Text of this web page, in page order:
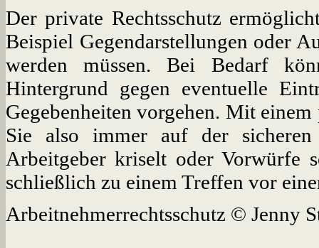
Der private Rechtsschutz
Beispiel Gegendarstellungen oder
werden müssen. Bei Bedarf
Hintergrund gegen eventuelle
Gegebenheiten vorgehen. Mit
Sie also immer auf der
Arbeitgeber kriselt oder Vorwürfe
schließlich zu einem Treffen vor
Arbeitnehmerrechtsschutz © Jenny